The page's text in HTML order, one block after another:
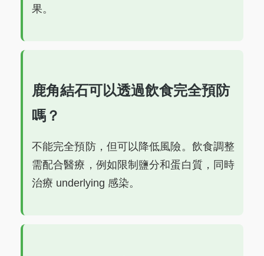
果。
鹿角結石可以透過飲食完全預防
嗎？
不能完全預防，但可以降低風險。飲食調整
需配合醫療，例如限制鹽分和蛋白質，同時
治療 underlying 感染。